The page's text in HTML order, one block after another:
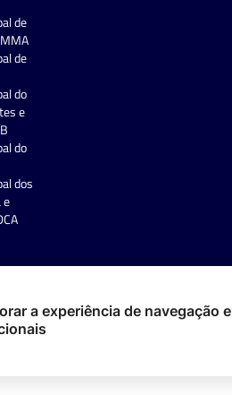
de
de
do
e
do
dos
e
a experiência de navegação e